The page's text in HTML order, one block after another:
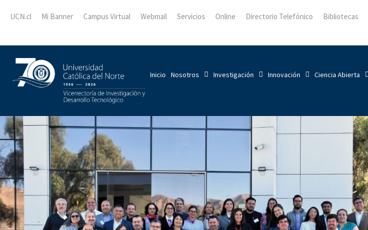
UCN.cl Mi Banner Campus Virtual Webmail Servicios Online Directorio Telefónico Bibliotecas
Inicio Nosotros Investigación Innovación Ciencia Abierta